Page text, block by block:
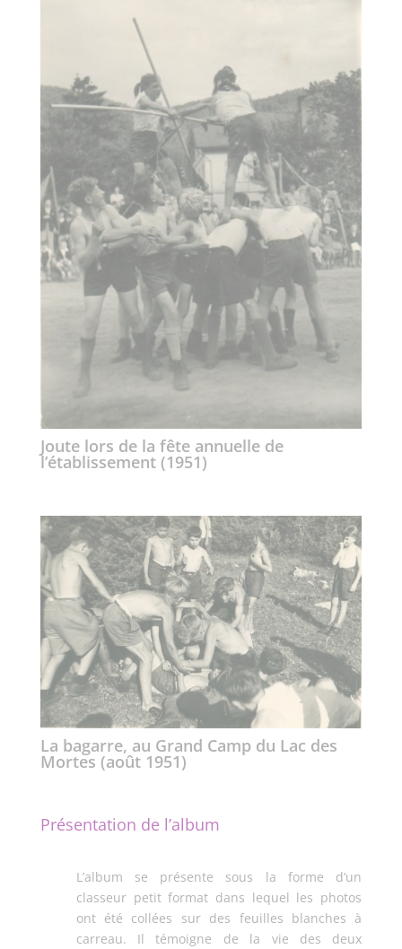
Joute lors de la fête annuelle de
l’établissement (1951)
La bagarre, au Grand Camp du Lac des
Mortes (août 1951)
Présentation de l’album
L’album se présente sous la forme d’un
classeur petit format dans lequel les photos
ont été collées sur des feuilles blanches à
carreau. Il témoigne de la vie des deux